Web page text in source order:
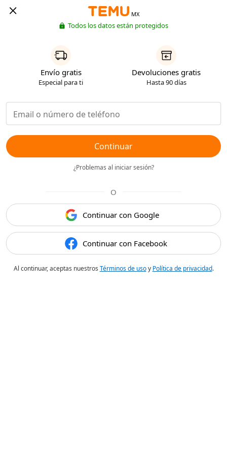
MX
Todos los datos están protegidos
Envío gratis
Especial para ti
Devoluciones gratis
Hasta 90 días
Continuar
¿Problemas al iniciar sesión?
O
Continuar con Google
Continuar con Facebook
Al continuar, aceptas nuestros Términos de usoy Política de privacidad.